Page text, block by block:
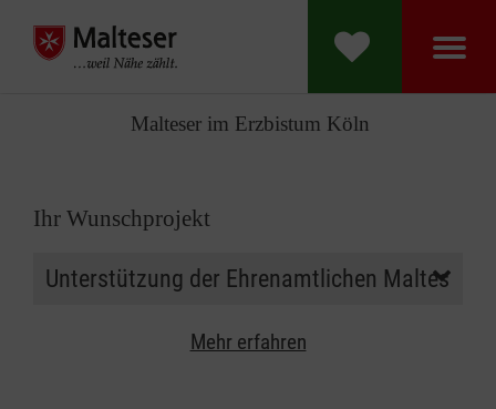
Malteser im Erzbistum Köln
Ihr Wunschprojekt
Mehr erfahren